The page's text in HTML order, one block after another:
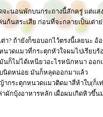
จะนอนพักบนกระถางนี้สักครู่ แต่แ
นสระเสีย ก่อนที่จะกลายเป็นเต่าย่
? ถ้ายังก็ขอบอกไว้ตรงนี้เลยนะ
วดแมวที่กระตุกหัวใจผมไปเรีย
ก็ไม่ได้เหนียวอะไรหนักหนา ออ
นิดหน่อย มันก็หลุดออกมาแล้ว
ากระตุกหนวดแมวติดมาสี่ห้าใบ(ก็
าผักบุ้งอาหารหลัก เผื่อผมเกิดหิ